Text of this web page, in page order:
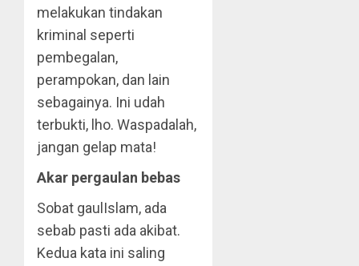
melakukan tindakan
kriminal seperti
pembegalan,
perampokan, dan lain
sebagainya. Ini udah
terbukti, lho. Waspadalah,
jangan gelap mata!
Akar pergaulan bebas
Sobat gaulIslam, ada
sebab pasti ada akibat.
Kedua kata ini saling